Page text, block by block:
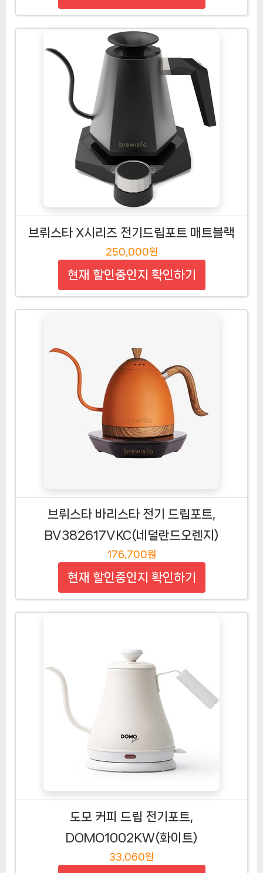
브뤼스타 X시리즈 전기드립포트 매트블랙
250,000원
현재 할인중인지 확인하기
브뤼스타 바리스타 전기 드립포트,
BV382617VKC(네덜란드오렌지)
176,700원
현재 할인중인지 확인하기
도모 커피 드립 전기포트,
DOMO1002KW(화이트)
33,060원